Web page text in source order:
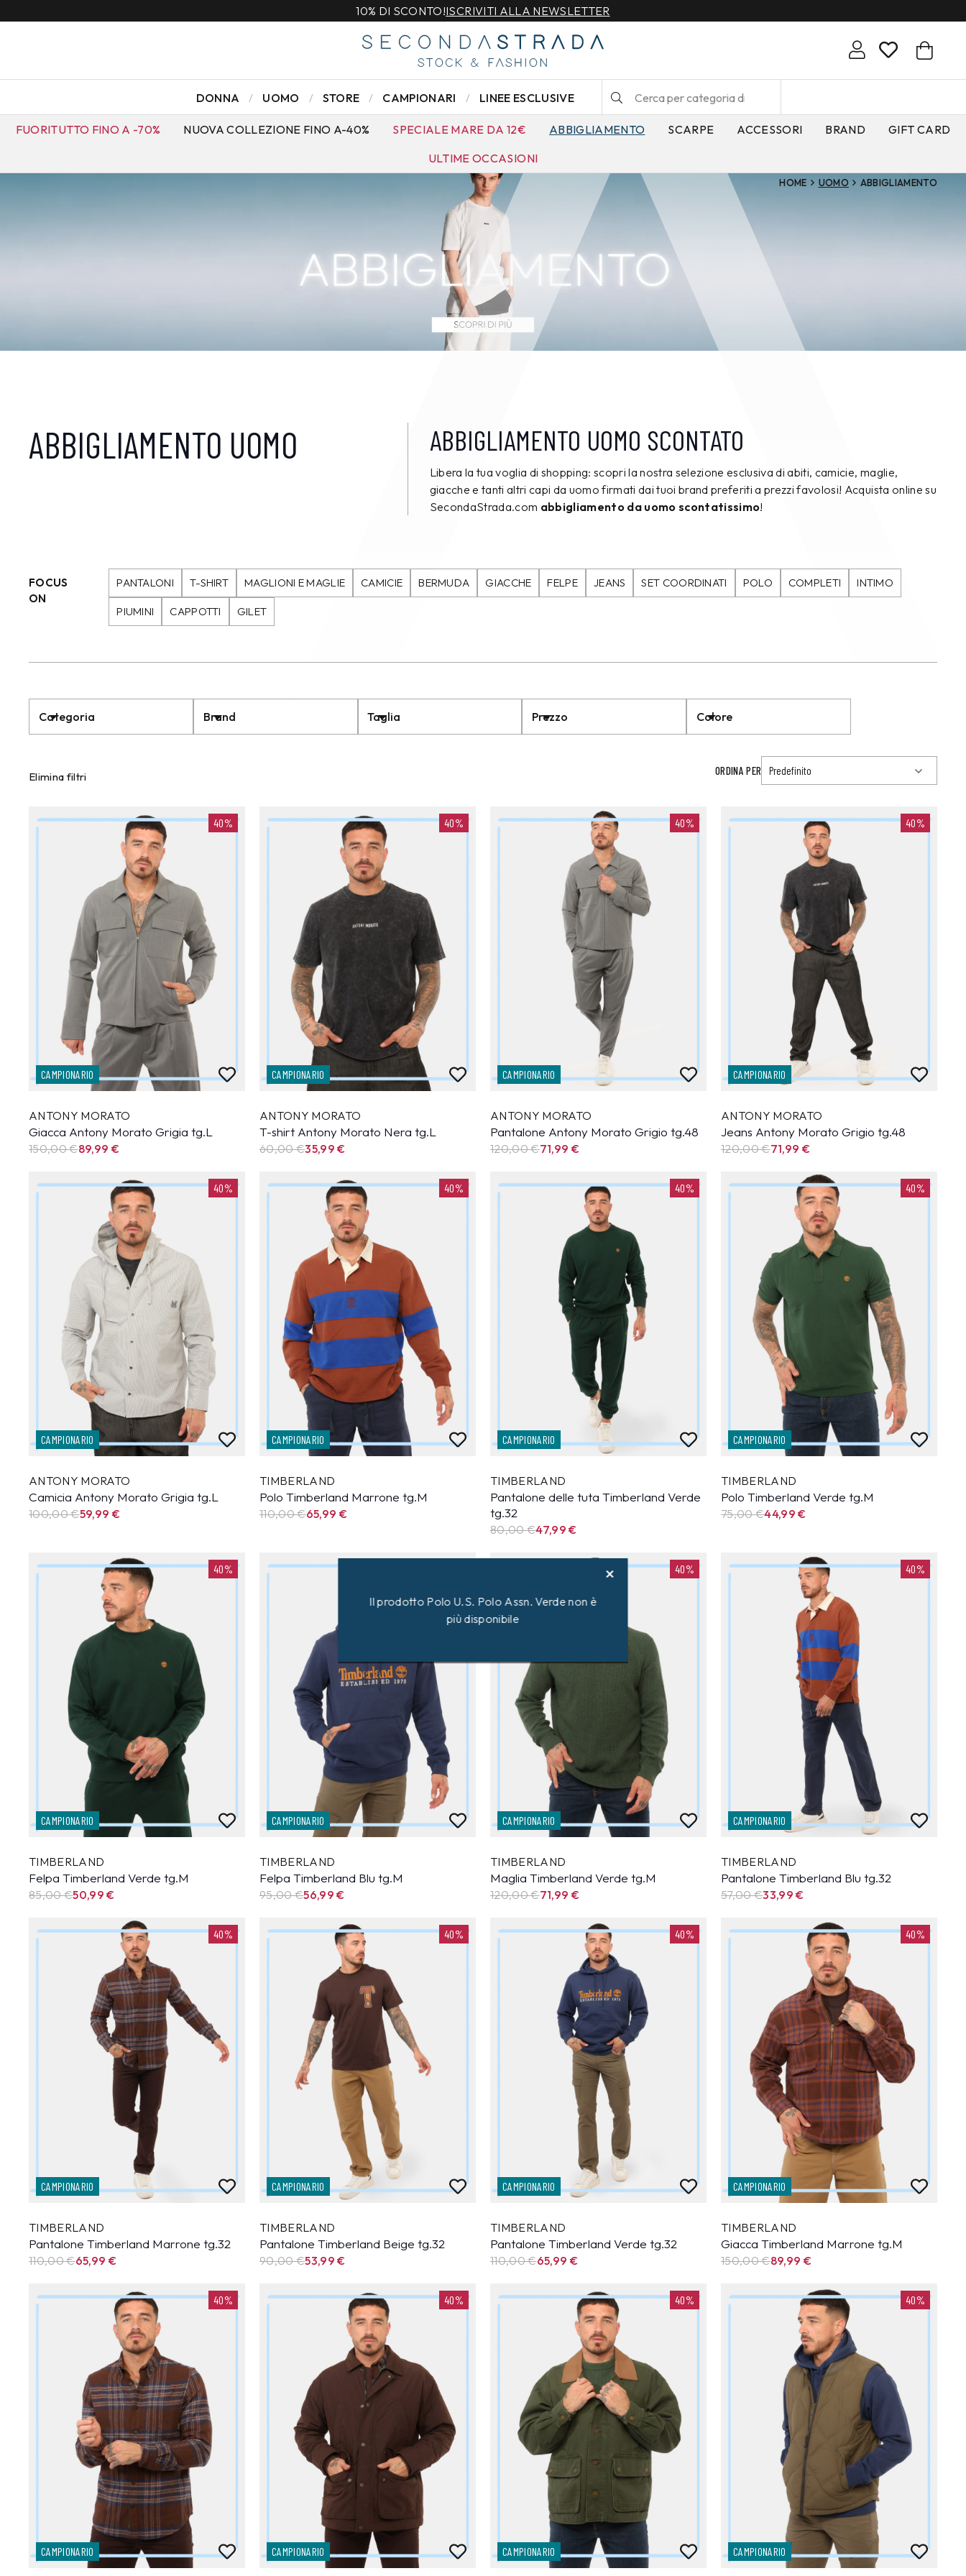
10% DI SCONTO!ISCRIVITI ALLA NEWSLETTER
DONNA UOMO
FUORITUTTO FINO A -70% NUOVA COLLEZIONE FINO A-40% SPECIALE MARE DA 12€ ABBIGLIAMENTO SCARPE ACCESSORI BRAND
GIFT CARD
ULTIME OCCASIONI
STORE CAMPIONARI LINEE ESCLUSIVE
HOME UOMO ABBIGLIAMENTO
ABBIGLIAMENTO UOMO ABBIGLIAMENTO UOMO SCONTATO
Libera la tua voglia di shopping: scopri la nostra selezione esclusiva di abiti, camicie, maglie,
giacche e tanti altri capi da uomo firmati dai tuoi brand preferiti a prezzi favolosi! Acquista online su
SecondaStrada.com abbigliamento da uomo scontatissimo!
FOCUS
ON
PANTALONI T-SHIRT MAGLIONI E MAGLIE CAMICIE BERMUDA GIACCHE FELPE JEANS SET COORDINATI POLO COMPLETI INTIMO
PIUMINI CAPPOTTI GILET
Categoria Brand Taglia Prezzo Colore
Elimina filtri ORDINA PER
40%
CAMPIONARIO
ANTONY MORATO
Giacca Antony Morato Grigia tg.L
150,00 €89,99 €
40%
CAMPIONARIO
ANTONY MORATO
T-shirt Antony Morato Nera tg.L
60,00 €35,99€
40%
CAMPIONARIO
ANTONY MORATO
Pantalone Antony Morato Grigio tg.48
120,00 €71,99 €
40%
CAMPIONARIO
ANTONY MORATO
Jeans Antony Morato Grigio tg.48
120,00 €71,99 €
40%
CAMPIONARIO
ANTONY MORATO
Camicia Antony Morato Grigia tg.L
100,00 €59,99 €
40%
CAMPIONARIO
TIMBERLAND
Polo Timberland Marrone tg.M
110,00 €65,99 €
40%
CAMPIONARIO
TIMBERLAND
Pantalone delle tuta Timberland Verde
tg.32
80,00 €47,99€
40%
CAMPIONARIO
TIMBERLAND
Polo Timberland Verde tg.M
75,00 €44,99€
40%
CAMPIONARIO
TIMBERLAND
Felpa Timberland Verde tg.M
85,00 €50,99€
CAMPIONARIO
TIMBERLAND
Felpa Timberland Blu tg.M
95,00 €56,99€
40%
CAMPIONARIO
TIMBERLAND
Maglia Timberland Verde tg.M
120,00 €71,99 €
40%
CAMPIONARIO
TIMBERLAND
Pantalone Timberland Blu tg.32
57,00 €33,99€
40%
CAMPIONARIO
TIMBERLAND
Pantalone Timberland Marrone tg.32
110,00 €65,99 €
40%
CAMPIONARIO
TIMBERLAND
Pantalone Timberland Beige tg.32
90,00 €53,99€
40%
CAMPIONARIO
TIMBERLAND
Pantalone Timberland Verde tg.32
110,00 €65,99 €
40%
CAMPIONARIO
TIMBERLAND
Giacca Timberland Marrone tg.M
150,00 €89,99 €
40%
CAMPIONARIO
40%
CAMPIONARIO
40%
CAMPIONARIO
40%
CAMPIONARIO
Il prodotto Polo U.S. Polo Assn. Verde non è
più disponibile